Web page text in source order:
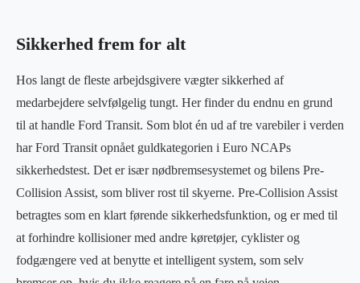
Sikkerhed frem for alt
Hos langt de fleste arbejdsgivere vægter sikkerhed af
medarbejdere selvfølgelig tungt. Her finder du endnu en grund
til at handle Ford Transit. Som blot én ud af tre varebiler i verden
har Ford Transit opnået guldkategorien i Euro NCAPs
sikkerhedstest. Det er især nødbremsesystemet og bilens Pre-
Collision Assist, som bliver rost til skyerne. Pre-Collision Assist
betragtes som en klart førende sikkerhedsfunktion, og er med til
at forhindre kollisioner med andre køretøjer, cyklister og
fodgængere ved at benytte et intelligent system, som selv